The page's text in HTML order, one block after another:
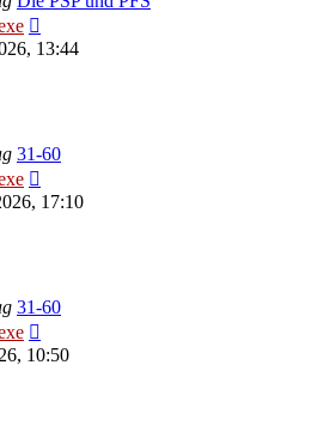
Beitrag
13:44
31-60
Beitrag
17:10
31-60
Beitrag
10:50